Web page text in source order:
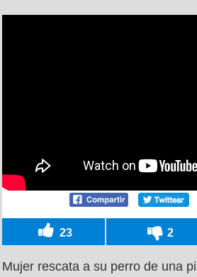
23 2
Mujer rescata a su perro de una